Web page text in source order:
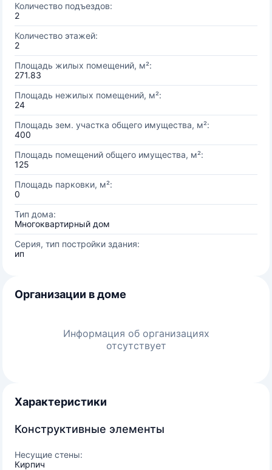
Количество подъездов:
2
Количество этажей:
2
Площадь жилых помещений, м²:
271.83
Площадь нежилых помещений, м²:
24
Площадь зем. участка общего имущества, м²:
400
Площадь помещений общего имущества, м²:
125
Площадь парковки, м²:
0
Тип дома:
Многоквартирный дом
Серия, тип постройки здания:
ип
Организации в доме
Информация об организациях
отсутствует
Характеристики
Конструктивные элементы
Несущие стены:
Кирпич